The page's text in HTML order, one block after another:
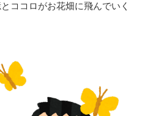
ココロがお花畑に飛んでいく